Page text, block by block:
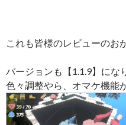
これも皆様のレビューのお
バージョンも【1.1.9】にな
色々調整やら、オマケ機能